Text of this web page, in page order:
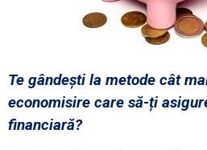
Te gândești la metode cât
economisire care să-ți
financiară?